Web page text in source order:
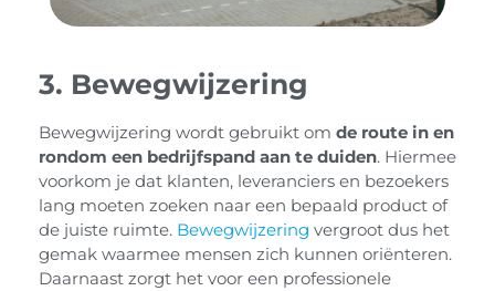
3. Bewegwijzering
Bewegwijzering wordt gebruikt om de route in en
rondom een bedrijfspand aan te duiden. Hiermee
voorkom je dat klanten, leveranciers en bezoekers
lang moeten zoeken naar een bepaald product of
de juiste ruimte. Bewegwijzering vergroot dus het
gemak waarmee mensen zich kunnen oriënteren.
Daarnaast zorgt het voor een professionele